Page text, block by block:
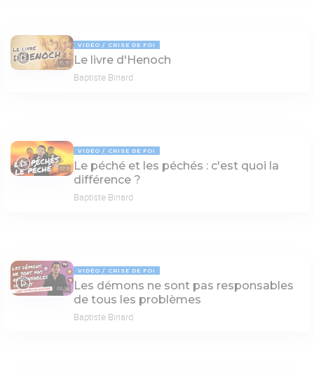
15:15
VIDÉO CRISE DE FOI
Le livre d'Henoch
Baptiste Binard
07:11
VIDÉO CRISE DE FOI
Le péché et les péchés : c'est quoi la
différence ?
Baptiste Binard
03:36
VIDÉO CRISE DE FOI
Les démons ne sont pas responsables
de tous les problèmes
Baptiste Binard